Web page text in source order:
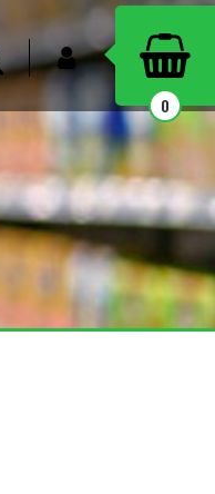
INICIAR SESIÓN
Buscar
0